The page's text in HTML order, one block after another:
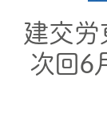
建交労
次回６